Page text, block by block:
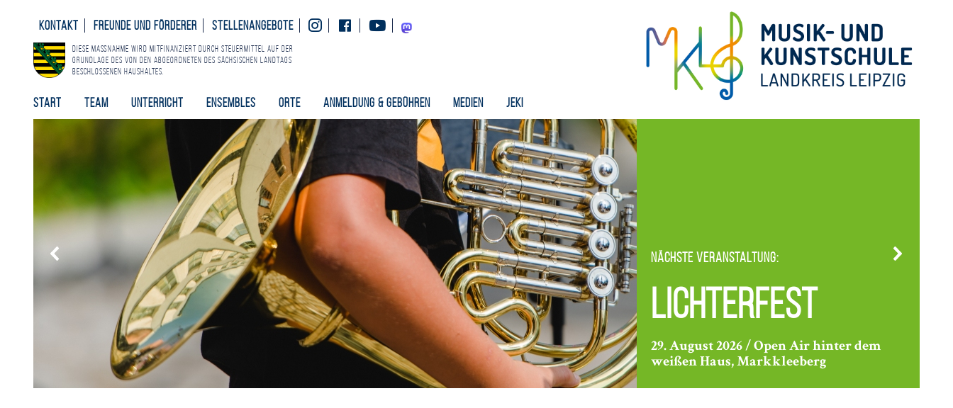
Kontakt Freunde und Förderer Stellenangebote InstagramFacebookYoutubeMastodon
Diese Maßnahme wird mitfinanziert durch Steuermittel auf der
Grundlage des von den Abgeordneten des Sächsischen Landtags
beschlossenen Haushaltes.
Start Team Unterricht Ensembles Orte Anmeldung & Gebühren Medien Jeki
Nächste Veranstaltung:
Lichterfest
29. August 2026 / Open Air hinter dem
weißen Haus, Markkleeberg